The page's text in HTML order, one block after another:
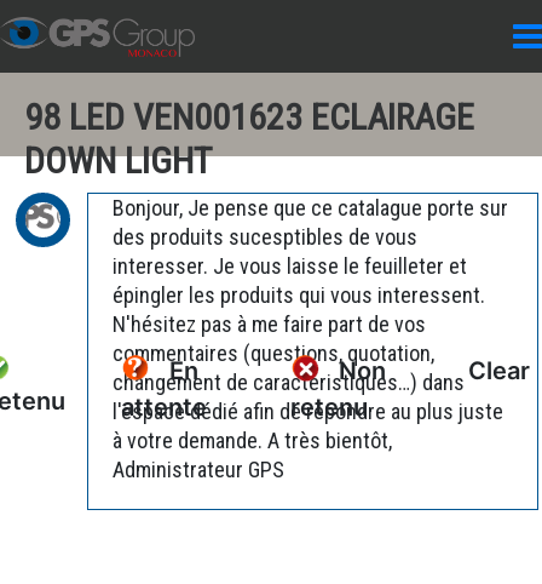
98 LED VEN001623 ECLAIRAGE
DOWN LIGHT
En
attente
Non
retenu
Clear
Bonjour, Je pense que ce catalague porte sur
des produits sucesptibles de vous
interesser. Je vous laisse le feuilleter et
épingler les produits qui vous interessent.
N'hésitez pas à me faire part de vos
commentaires (questions, quotation,
changement de caractéristiques…) dans
l'espace dédié afin de répondre au plus juste
à votre demande. A très bientôt,
Administrateur GPS